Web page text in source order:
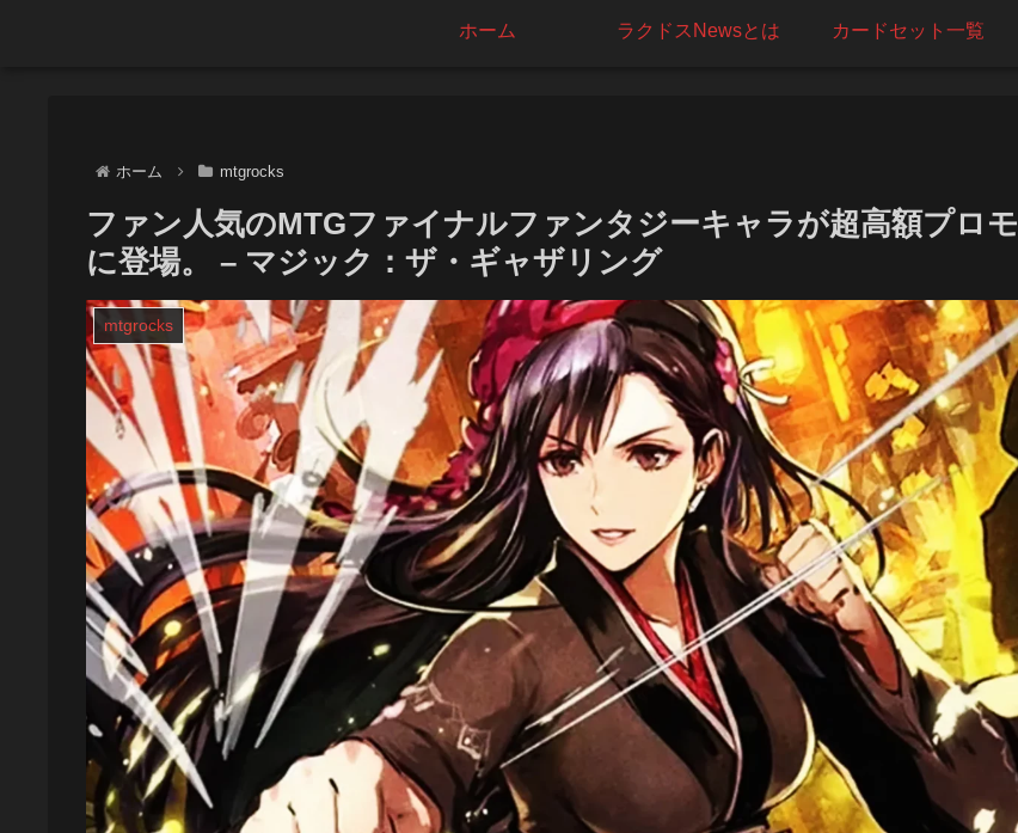
ホーム ラクドスNewsとは カードセット一覧
ホーム mtgrocks
ファン人気のMTGファイナルファンタジーキャラが超高額プロモ
に登場。 – マジック：ザ・ギャザリング
mtgrocks